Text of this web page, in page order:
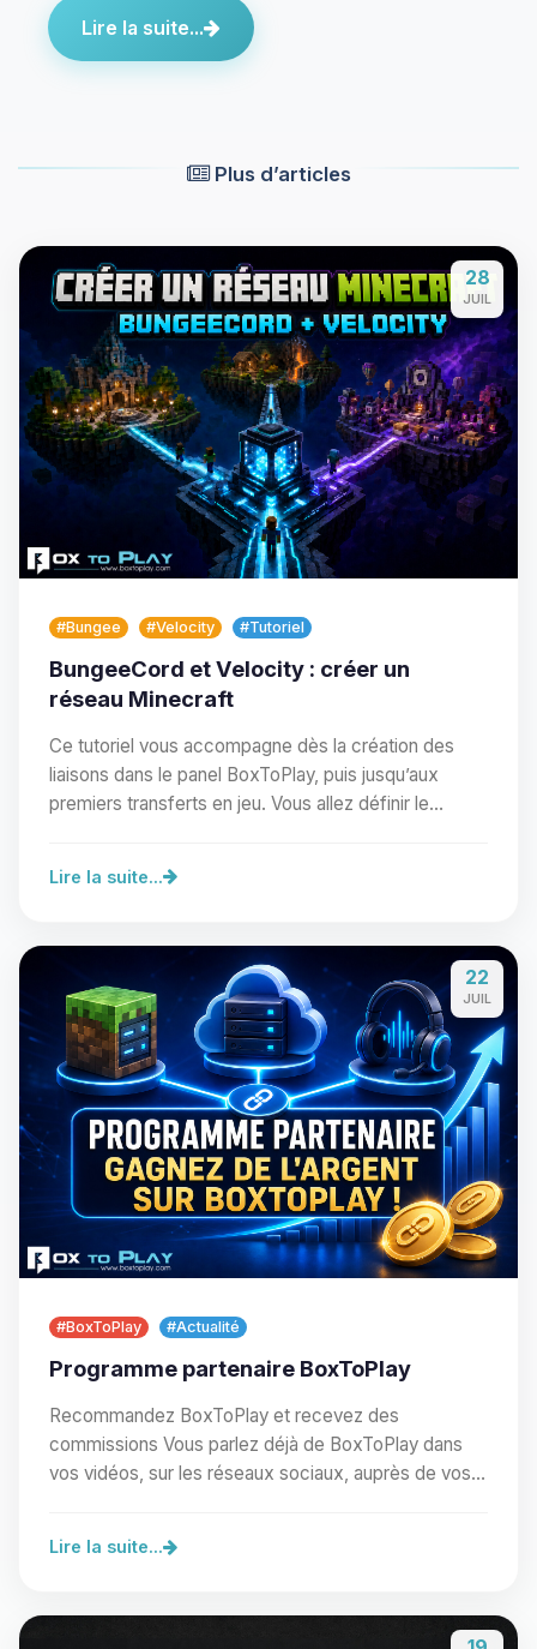
Lire la suite...
Plus d’articles
28
JUIL
#Bungee #Velocity #Tutoriel
BungeeCord et Velocity : créer un
réseau Minecraft
Ce tutoriel vous accompagne dès la création des
liaisons dans le panel BoxToPlay, puis jusqu’aux
premiers transferts en jeu. Vous allez définir le…
Lire la suite...
22
JUIL
#BoxToPlay #Actualité
Programme partenaire BoxToPlay
Recommandez BoxToPlay et recevez des
commissions Vous parlez déjà de BoxToPlay dans
vos vidéos, sur les réseaux sociaux, auprès de vos
Lire la suite...
Youpi, enfin quelqu’un pour me
parler ! Moi c’est Choupy, ton petit
assistant BoxToPlay. Dis-moi ce dont
tu as besoin et je vais remuer mes
petits circuits pour t’aider.
06/08/2026 à 08:22